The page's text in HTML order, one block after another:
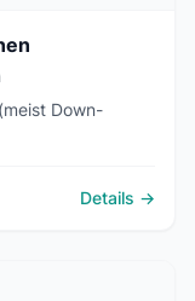
Down-
Details →